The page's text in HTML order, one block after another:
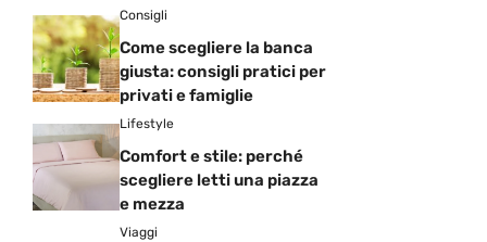
Consigli
Come scegliere la banca
giusta: consigli pratici per
privati e famiglie
Lifestyle
Comfort e stile: perché
scegliere letti una piazza
e mezza
Viaggi